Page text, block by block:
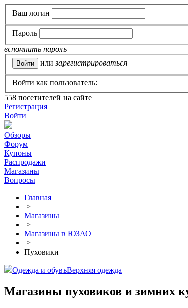
Ваш логин
Пароль
вспомнить пароль
или зарегистрироваться
Войти как пользователь:
558 посетителей на сайте
Регистрация
Войти
Обзоры
Форум
Купоны
Распродажи
Магазины
Вопросы
Главная
>
Магазины
>
Магазины в ЮЗАО
>
Пуховики
Одежда и обувьВерхняя одежда
Магазины пуховиков и зимних